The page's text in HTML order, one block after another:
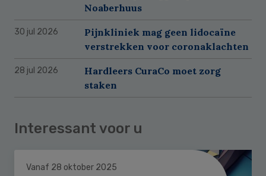
Noaberhuus
30 jul 2026
Pijnkliniek mag geen lidocaïne
verstrekken voor coronaklachten
28 jul 2026
Hardleers CuraCo moet zorg
staken
Interessant voor u
Vanaf 28 oktober 2025